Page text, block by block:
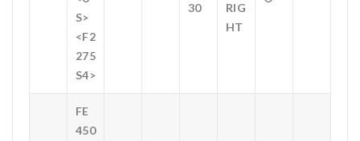
S>
<F2
275
S4>
30
RIG
HT
FE
450